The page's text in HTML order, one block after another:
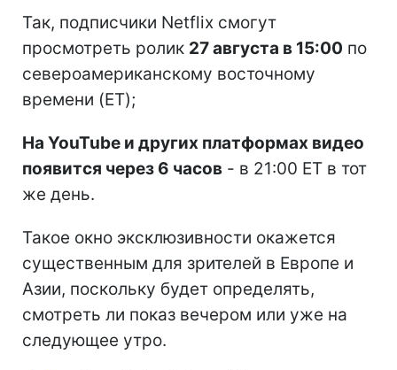
Так, подписчики Netflix смогут
просмотреть ролик 27 августа в 15:00 по
североамериканскому восточному
времени (ET);
На YouTube и других платформах видео
появится через 6 часов - в 21:00 ET в тот
же день.
Такое окно эксклюзивности окажется
существенным для зрителей в Европе и
Азии, поскольку будет определять,
смотреть ли показ вечером или уже на
следующее утро.